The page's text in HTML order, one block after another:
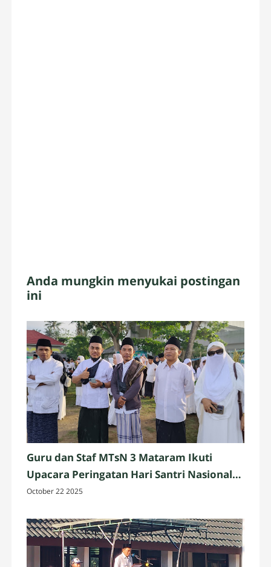
Anda mungkin menyukai postingan
ini
Guru dan Staf MTsN 3 Mataram Ikuti
Upacara Peringatan Hari Santri Nasional
2025 di Penujak, Lombok Tengah
October 22 2025